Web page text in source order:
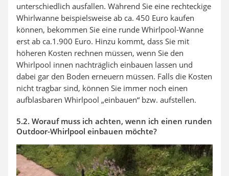
unterschiedlich ausfallen. Während Sie eine rechteckige
Whirlwanne beispielsweise ab ca. 450 Euro kaufen
können, bekommen Sie eine runde Whirlpool-Wanne
erst ab ca.1.900 Euro. Hinzu kommt, dass Sie mit
höheren Kosten rechnen müssen, wenn Sie den
Whirlpool innen nachträglich einbauen lassen und
dabei gar den Boden erneuern müssen. Falls die Kosten
nicht tragbar sind, können Sie immer noch einen
aufblasbaren Whirlpool „einbauen“ bzw. aufstellen.
5.2. Worauf muss ich achten, wenn ich einen runden
Outdoor-Whirlpool einbauen möchte?